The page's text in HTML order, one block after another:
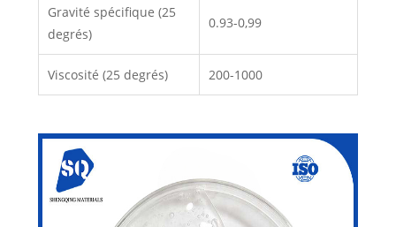
Gravité spécifique (25
degrés)
0.93-0,99
Viscosité (25 degrés) 200-1000